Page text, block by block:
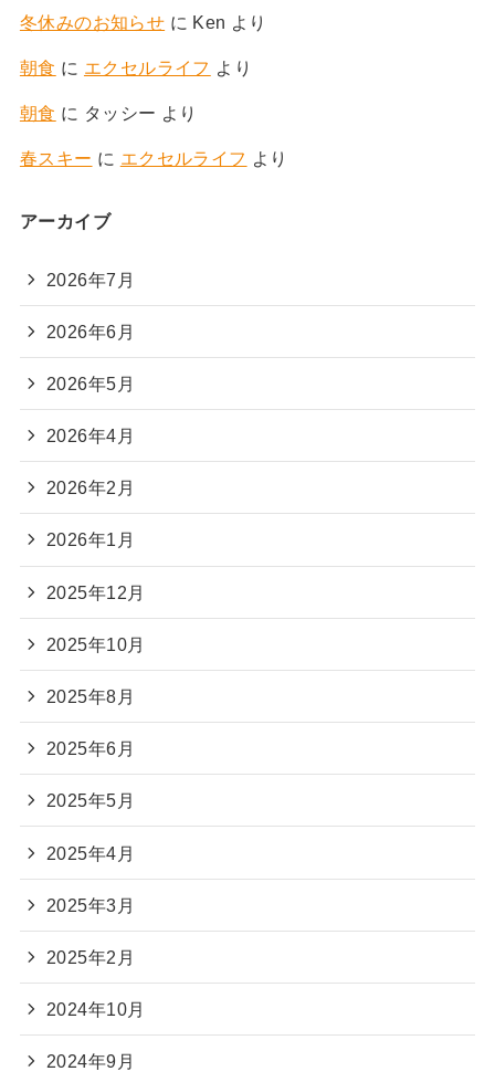
冬休みのお知らせ に Ken より
朝食 に エクセルライフ より
朝食 に タッシー より
春スキー に エクセルライフ より
アーカイブ
2026年7月
2026年6月
2026年5月
2026年4月
2026年2月
2026年1月
2025年12月
2025年10月
2025年8月
2025年6月
2025年5月
2025年4月
2025年3月
2025年2月
2024年10月
2024年9月